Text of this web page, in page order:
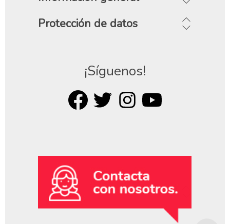
Protección de datos
¡Síguenos!